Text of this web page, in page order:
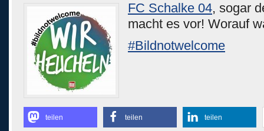
FC Schalke 04, sogar
macht es vor! Worauf
#Bildnotwelcome
teilen teilen teilen